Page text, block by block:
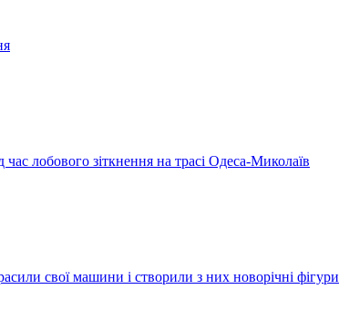
лобового зіткнення на трасі Одеса-Миколаїв
свої машини і створили з них новорічні фігури